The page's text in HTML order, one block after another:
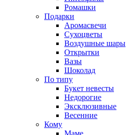
Ромашки
Подарки
Аромасвечи
Сухоцветы
Воздушные шары
Открытки
Вазы
Шоколад
По типу
Букет невесты
Недорогие
Эксклюзивные
Весенние
Кому
Маме